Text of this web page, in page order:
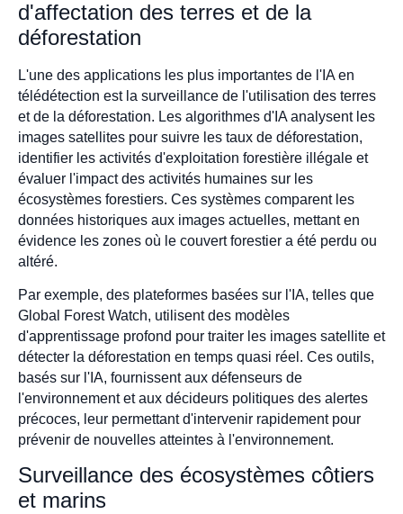
d'affectation des terres et de la
déforestation
L'une des applications les plus importantes de l'IA en
télédétection est la surveillance de l'utilisation des terres
et de la déforestation. Les algorithmes d'IA analysent les
images satellites pour suivre les taux de déforestation,
identifier les activités d'exploitation forestière illégale et
évaluer l'impact des activités humaines sur les
écosystèmes forestiers. Ces systèmes comparent les
données historiques aux images actuelles, mettant en
évidence les zones où le couvert forestier a été perdu ou
altéré.
Par exemple, des plateformes basées sur l'IA, telles que
Global Forest Watch, utilisent des modèles
d'apprentissage profond pour traiter les images satellite et
détecter la déforestation en temps quasi réel. Ces outils,
basés sur l'IA, fournissent aux défenseurs de
l'environnement et aux décideurs politiques des alertes
précoces, leur permettant d'intervenir rapidement pour
prévenir de nouvelles atteintes à l'environnement.
Surveillance des écosystèmes côtiers
et marins